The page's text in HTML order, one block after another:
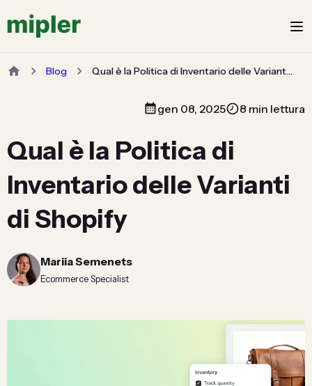
Blog Qual è la Politica di Inventario delle Varianti di Shopify
gen 08, 2025 8 min lettura
Qual è la Politica di
Inventario delle Varianti
di Shopify
Mariia Semenets
Ecommerce Specialist